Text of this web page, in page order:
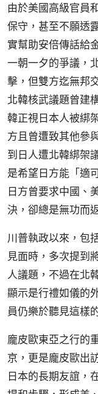
由於美國高級官員
保守，甚至不願透
實幫助安倍傳話給
一朝一夕的爭議，
擊，但雙方迄無邦
北韓核武議題曾建
韓正視日本人被綁
方且曾遭致其他參
到日人遭北韓綁架
是希望日方能「適
日方曾要求中國、
決，卻總是無功而
川普執政以來，包
見面時，多次提到
人議題，不過在北
顯示是行禮如儀的
員仍樂於聽見這樣
龐皮歐東亞之行的
京，更是龐皮歐出
日本的長期友誼，